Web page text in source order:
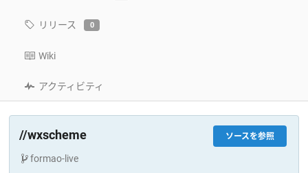
リリース 0
Wiki
アクティビティ
ソースを参照
//wxscheme
formao-live